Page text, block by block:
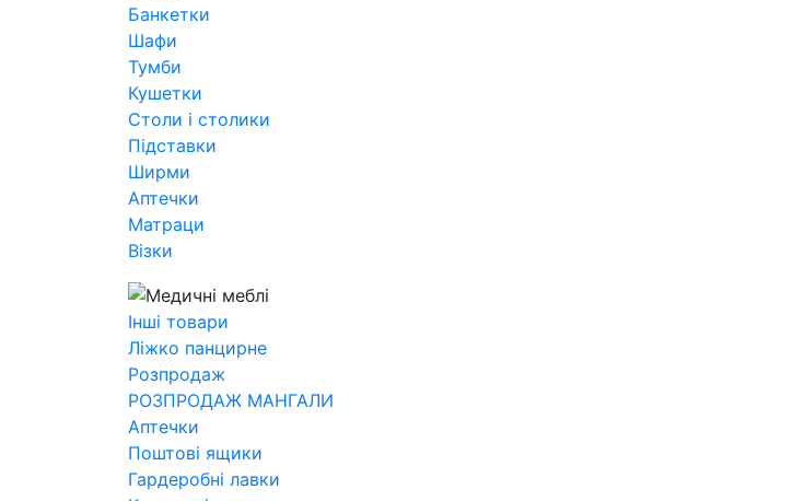
Банкетки
Шафи
Тумби
Кушетки
Столи і столики
Підставки
Ширми
Аптечки
Матраци
Візки
Інші товари
Ліжко панцирне
Розпродаж
РОЗПРОДАЖ МАНГАЛИ
Аптечки
Поштові ящики
Гардеробні лавки